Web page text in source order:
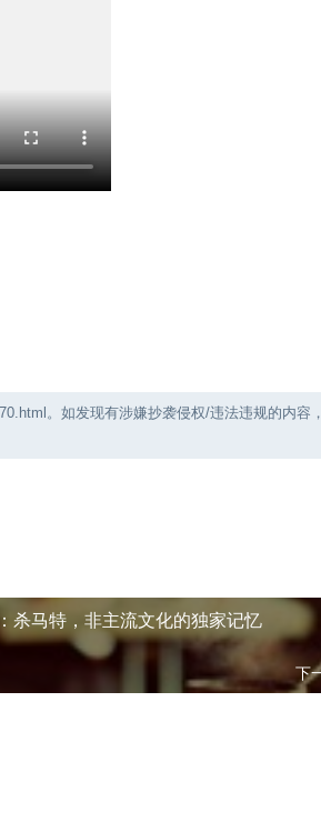
。如发现有涉嫌抄袭侵权/违法违规的内容，
杀马特，非主流文化的独家记忆